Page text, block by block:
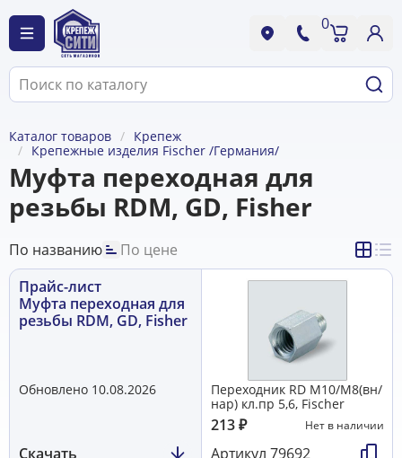
0
Каталог товаров
Крепеж
Крепежные изделия Fischer /Германия/
Муфта переходная для
резьбы RDM, GD, Fisher
По названию
По цене
Прайс-лист
Муфта переходная для
резьбы RDM, GD, Fisher
Обновлено 10.08.2026
Скачать
Переходник RD M10/М8(вн/
нар) кл.пр 5,6, Fischer
213₽ Нет в наличии
Артикул 79692